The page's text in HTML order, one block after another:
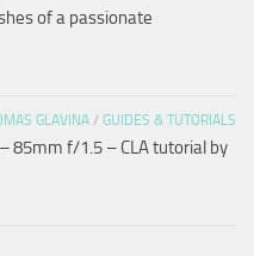
of a passionate
GLAVINA / GUIDES & TUTORIALS
85mm f/1.5 – CLA tutorial by